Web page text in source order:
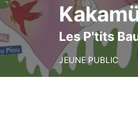
Les P'tits
JEUNE PUBLIC